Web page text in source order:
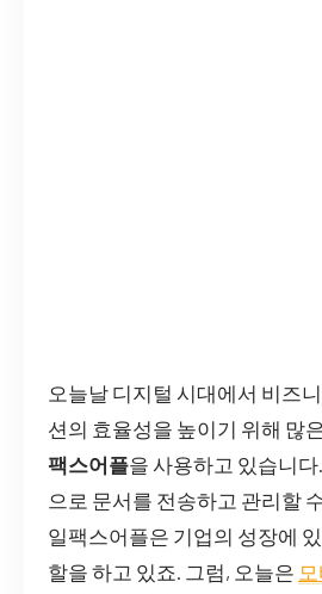
오늘날 디지털 시대에서 비즈
션의 효율성을 높이기 위해 많
팩스어플을 사용하고 있습니
으로 문서를 전송하고 관리할
일팩스어플은 기업의 성장에
할을 하고 있죠. 그럼, 오늘은